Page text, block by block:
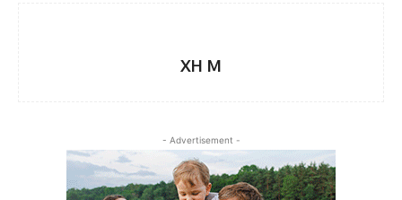
XH M
- Advertisement -